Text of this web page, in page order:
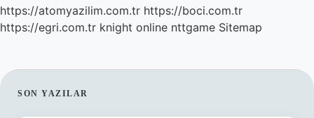
https://atomyazilim.com.tr https://boci.com.tr
https://egri.com.tr knight online nttgame Sitemap
SIDEBAR
SON YAZILAR